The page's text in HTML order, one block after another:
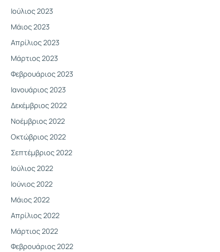
Ιούλιος 2023
Μάιος 2023
Απρίλιος 2023
Μάρτιος 2023
Φεβρουάριος 2023
Ιανουάριος 2023
Δεκέμβριος 2022
Νοέμβριος 2022
Οκτώβριος 2022
Σεπτέμβριος 2022
Ιούλιος 2022
Ιούνιος 2022
Μάιος 2022
Απρίλιος 2022
Μάρτιος 2022
Φεβρουάριος 2022